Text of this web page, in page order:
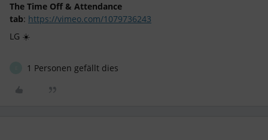
The Time Off & Attendance
tab: https://vimeo.com/1079736243
LG ☀️
1 Personen gefällt dies